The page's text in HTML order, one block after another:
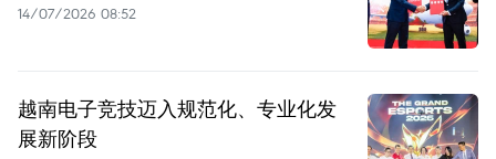
14/07/2026 08:52
越南电子竞技迈入规范化、专业化发
展新阶段